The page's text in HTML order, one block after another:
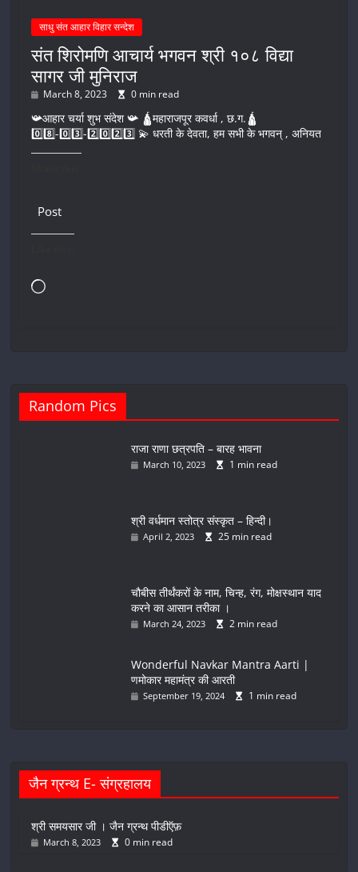
साधु संत आहार विहार सन्देश
संत शिरोमणि आचार्य भगवन श्री १०८ विद्या
सागर जी मुनिराज
March 8, 2023 0 min read
📯आहार चर्या शुभ संदेश 📯 🛕महाराजपूर कवर्धा , छ.ग.🛕
0️⃣8️⃣-0️⃣3️⃣-2️⃣0️⃣2️⃣3️⃣ 💫 धरती के देवता, हम सभी के भगवन् , अनियत
Post
Loading…
Random Pics
राजा राणा छत्रपति – बारह भावना
March 10, 2023 1 min read
श्री वर्धमान स्तोत्र संस्कृत – हिन्दी।
April 2, 2023 25 min read
चौबीस तीर्थंकरों के नाम, चिन्ह, रंग, मोक्षस्थान याद
करने का आसान तरीका ।
March 24, 2023 2 min read
Wonderful Navkar Mantra Aarti |
णमोकार महामंत्र की आरती
September 19, 2024 1 min read
जैन ग्रन्थ E- संग्रहालय
श्री समयसार जी । जैन ग्रन्थ पीडीऍफ़
March 8, 2023 0 min read